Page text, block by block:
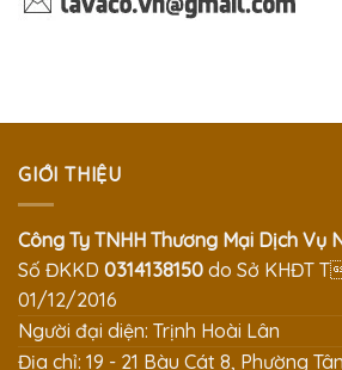
GIỚI THIỆU
Công Ty TNHH Thương Mại Dịch Vụ
Số ĐKKD 0314138150 do Sở KHĐT T
01/12/2016
Người đại diện: Trịnh Hoài Lân
Địa chỉ: 19 - 21 Bàu Cát 8, Phường